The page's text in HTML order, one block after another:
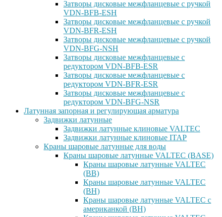
Затворы дисковые межфланцевые с ручкой
VDN-BFB-ESH
Затворы дисковые межфланцевые с ручкой
VDN-BFR-ESH
Затворы дисковые межфланцевые с ручкой
VDN-BFG-NSH
Затворы дисковые межфланцевые с
редуктором VDN-BFB-ESR
Затворы дисковые межфланцевые с
редуктором VDN-BFR-ESR
Затворы дисковые межфланцевые с
редуктором VDN-BFG-NSR
Латунная запорная и регулирующая арматура
Задвижки латунные
Задвижки латунные клиновые VALTEC
Задвижки латунные клиновые ITAP
Краны шаровые латунные для воды
Краны шаровые латунные VALTEC (BASE)
Краны шаровые латунные VALTEC
(ВВ)
Краны шаровые латунные VALTEC
(ВН)
Краны шаровые латунные VALTEC с
американкой (ВН)